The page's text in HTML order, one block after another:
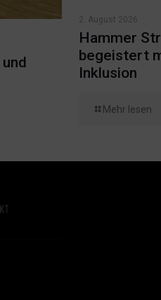
2. August 2026
Hammer
begeistert
Inklusion
Mehr lesen